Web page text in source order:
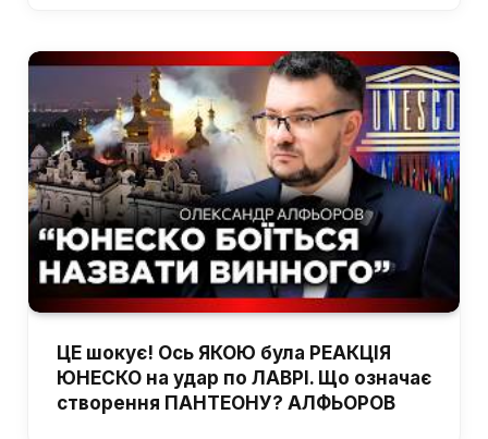
ЦЕ шокує! Ось ЯКОЮ була РЕАКЦІЯ
ЮНЕСКО на удар по ЛАВРІ. Що означає
створення ПАНТЕОНУ? АЛФЬОРОВ